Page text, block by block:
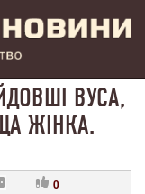
ВУСА,
ЖІНКА.
0